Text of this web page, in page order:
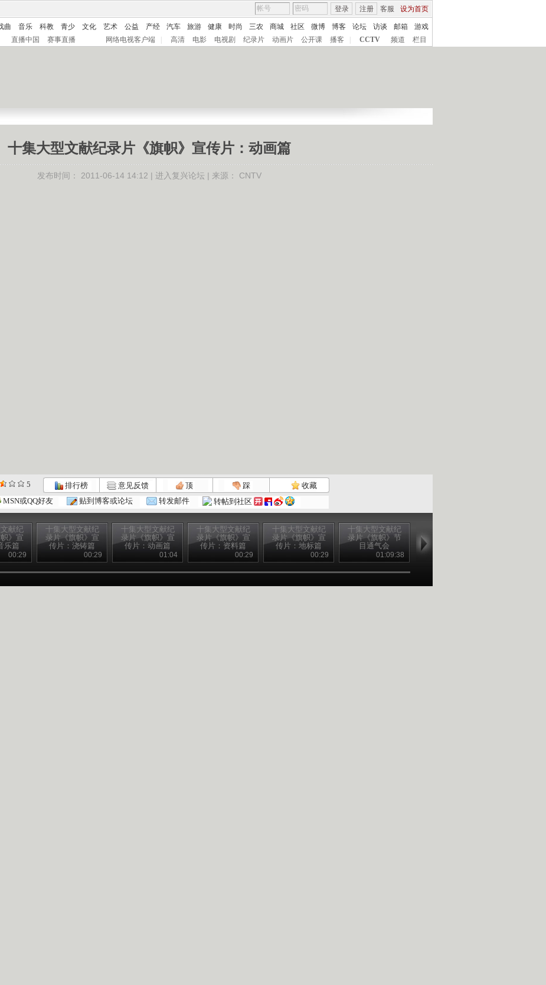
客服 设为首页
登录 注册
曲 音乐 科教 青少 文化 艺术 公益 产经 汽车 旅游 健康 时尚 三农 商城 社区 微博 博客 论坛 访谈 邮箱
游戏
直播中国 赛事直播 网络电视客户端 高清 电影 电视剧 纪录片 动画片 公开课 播客 CCTV 频道 栏目
十集大型文献纪录片《旗帜》宣传片：动画篇
发布时间： 2011-06-14 14:12 | 进入复兴论坛 | 来源： CNTV
5 排行榜 意见反馈 顶 踩
收藏
MSN或QQ好友 贴到博客或论坛 转发邮件 转帖到社区
献纪
》宣
乐篇
00:29
十集大型文献纪
录片《旗帜》宣
传片：浇铸篇
00:29
十集大型文献纪
录片《旗帜》宣
传片：动画篇
01:04
十集大型文献纪
录片《旗帜》宣
传片：资料篇
00:29
十集大型文献纪
录片《旗帜》宣
传片：地标篇
00:29
十集大型文献纪
录片《旗帜》节
目通气会
01:09:38
录片《旗帜》宣